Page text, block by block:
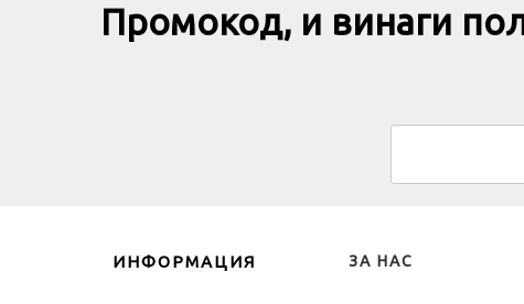
Промокод, и винаги
ИНФОРМАЦИЯ ЗА НАС